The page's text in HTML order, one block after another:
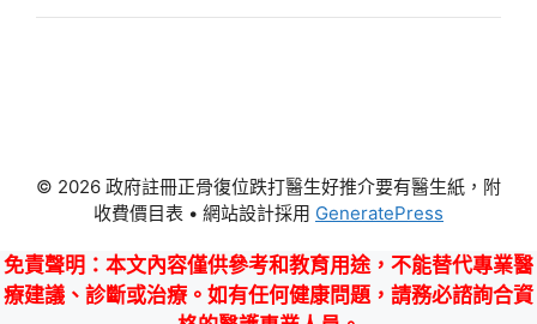
© 2026 政府註冊正骨復位跌打醫生好推介要有醫生紙，附
收費價目表 • 網站設計採用 GeneratePress
免責聲明 ：本文內容僅供參考和教育用途，不能替代專業醫
療建議、診斷或治療。如有任何健康問題，請務必諮詢合資